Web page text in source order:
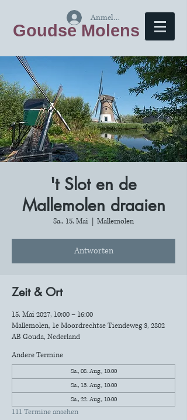
Goudse Molens
Anmelden
't Slot en de
Mallemolen draaien
Sa., 15. Mai Mallemolen
Antworten
Zeit & Ort
15. Mai 2027, 10:00 – 16:00
Mallemolen, 1e Moordrechtse Tiendeweg 3, 2802
AB Gouda, Nederland
Andere Termine
Sa., 08. Aug., 10:00
Sa., 15. Aug., 10:00
Sa., 22. Aug., 10:00
111 Termine ansehen